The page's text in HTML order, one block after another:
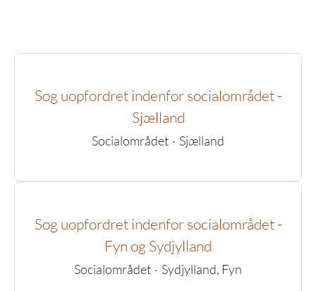
Søg uopfordret indenfor socialområdet -
Sjælland
Socialområdet · Sjælland
Søg uopfordret indenfor socialområdet -
Fyn og Sydjylland
Socialområdet · Sydjylland, Fyn